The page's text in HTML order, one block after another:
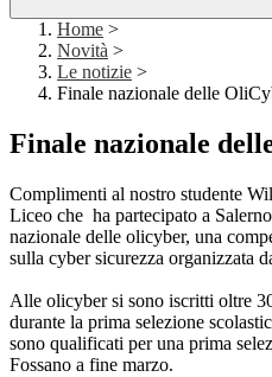
Home >
Novità >
Le notizie >
Finale nazionale delle
Finale nazionale
Complimenti al nostro studente
Liceo che ha partecipato a
nazionale delle olicyber, una
sulla cyber sicurezza organizzata
Alle olicyber si sono iscritti oltre
durante la prima selezione
sono qualificati per una prima
Fossano a fine marzo.